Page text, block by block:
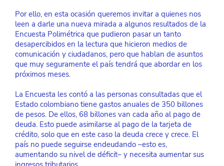
Por ello, en esta ocasión queremos invitar a quienes nos
leen a darle una nueva mirada a algunos resultados de la
Encuesta Polimétrica que pudieron pasar un tanto
desapercibidos en la lectura que hicieron medios de
comunicación y ciudadanos, pero que hablan de asuntos
que muy seguramente el país tendrá que abordar en los
próximos meses.
La Encuesta les contó a las personas consultadas que el
Estado colombiano tiene gastos anuales de 350 billones
de pesos. De ellos, 68 billones van cada año al pago de
deuda. Esto puede asimilarse al pago de la tarjeta de
crédito, solo que en este caso la deuda crece y crece. El
país no puede seguirse endeudando –esto es,
aumentando su nivel de déficit– y necesita aumentar sus